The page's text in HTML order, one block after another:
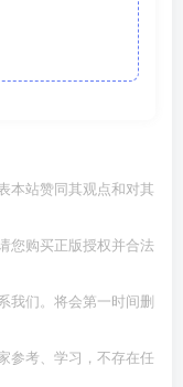
本站赞同其观点和对其
您购买正版授权并合法
我们。将会第一时间删
参考、学习，不存在任